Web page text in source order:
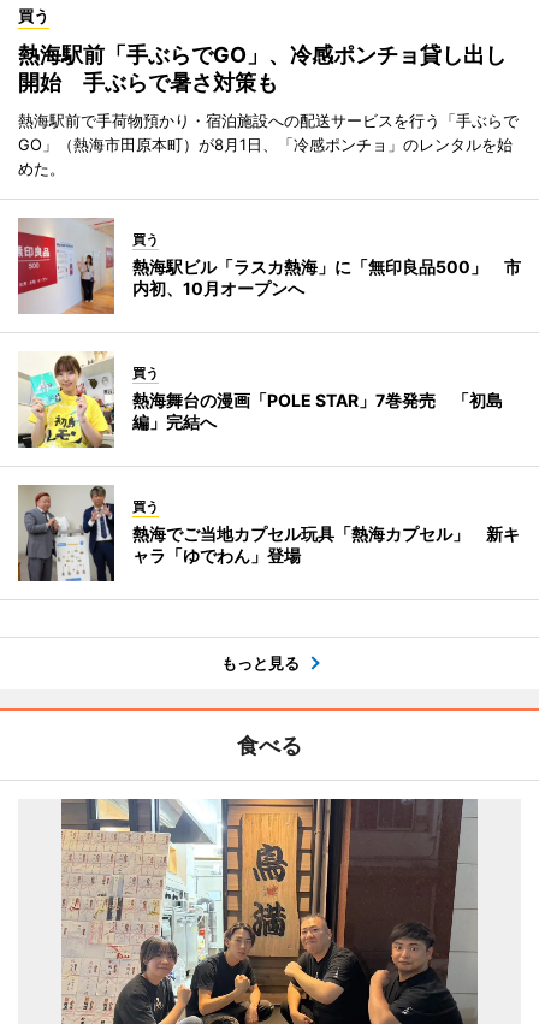
買う
熱海駅前「手ぶらでGO」、冷感ポンチョ貸し出し
開始 手ぶらで暑さ対策も
熱海駅前で手荷物預かり・宿泊施設への配送サービスを行う「手ぶらで
GO」（熱海市田原本町）が8月1日、「冷感ポンチョ」のレンタルを始
めた。
買う
熱海駅ビル「ラスカ熱海」に「無印良品500」 市
内初、10月オープンへ
買う
熱海舞台の漫画「POLE STAR」7巻発売 「初島
編」完結へ
買う
熱海でご当地カプセル玩具「熱海カプセル」 新キ
ャラ「ゆでわん」登場
もっと見る
食べる